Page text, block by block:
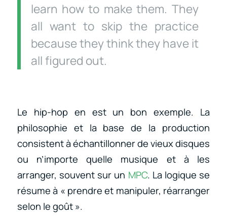
learn how to make them. They
all want to skip the practice
because they think they have it
all figured out.
Le hip-hop en est un bon exemple. La
philosophie et la base de la production
consistent à échantillonner de vieux disques
ou n’importe quelle musique et à les
arranger, souvent sur un MPC. La logique se
résume à « prendre et manipuler, réarranger
selon le goût ».